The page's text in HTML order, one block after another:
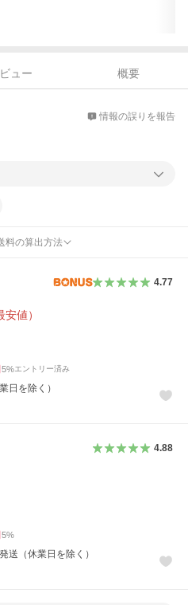
ュー
概要
情報の誤りを報告
料の算出方法
4.77
安値）
5%エントリー済み
日を除く）
4.88
5%
送（休業日を除く）